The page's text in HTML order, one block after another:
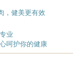
，健美更有效
业
呵护你的健康